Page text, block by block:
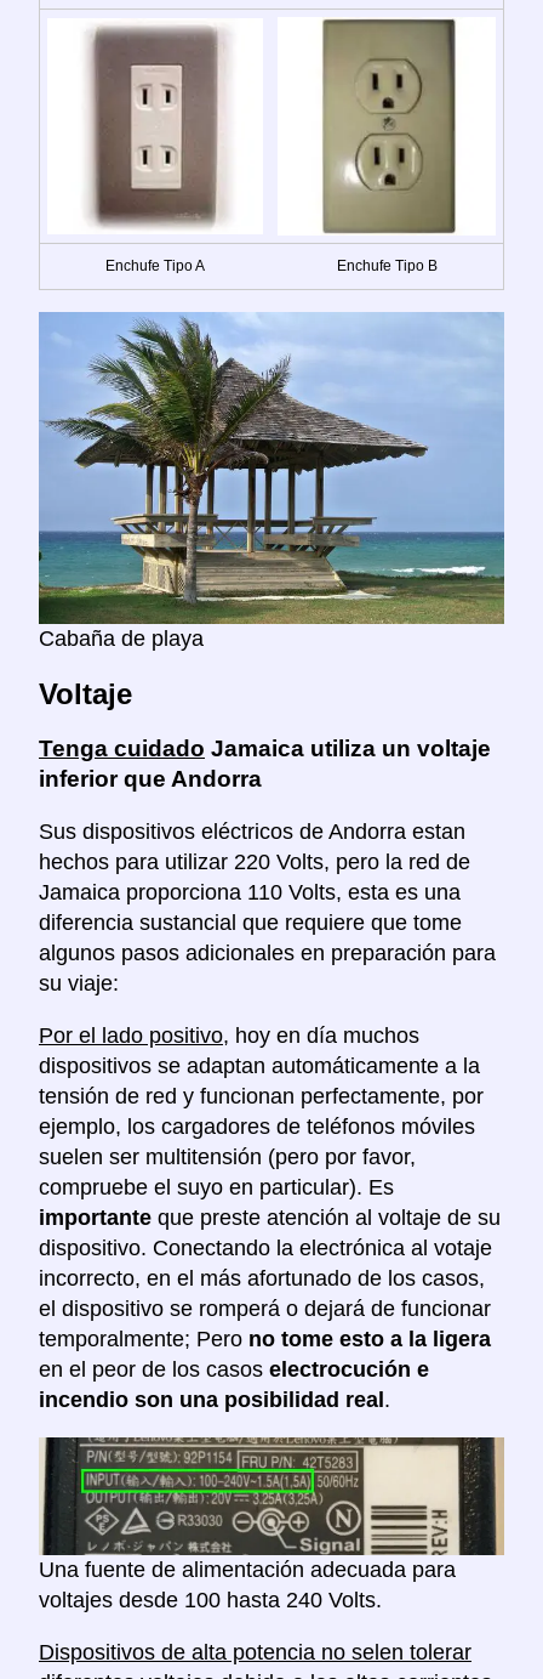
Enchufe Tipo A Enchufe Tipo B
Cabaña de playa
Voltaje
Tenga cuidado Jamaica utiliza un voltaje
inferior que Andorra
Sus dispositivos eléctricos de Andorra estan
hechos para utilizar 220 Volts, pero la red de
Jamaica proporciona 110 Volts, esta es una
diferencia sustancial que requiere que tome
algunos pasos adicionales en preparación para
su viaje:
Por el lado positivo, hoy en día muchos
dispositivos se adaptan automáticamente a la
tensión de red y funcionan perfectamente, por
ejemplo, los cargadores de teléfonos móviles
suelen ser multitensión (pero por favor,
compruebe el suyo en particular). Es
importante que preste atención al voltaje de su
dispositivo. Conectando la electrónica al votaje
incorrecto, en el más afortunado de los casos,
el dispositivo se romperá o dejará de funcionar
temporalmente; Pero no tome esto a la ligera
en el peor de los casos electrocución e
incendio son una posibilidad real.
Una fuente de alimentación adecuada para
voltajes desde 100 hasta 240 Volts.
Dispositivos de alta potencia no selen tolerar